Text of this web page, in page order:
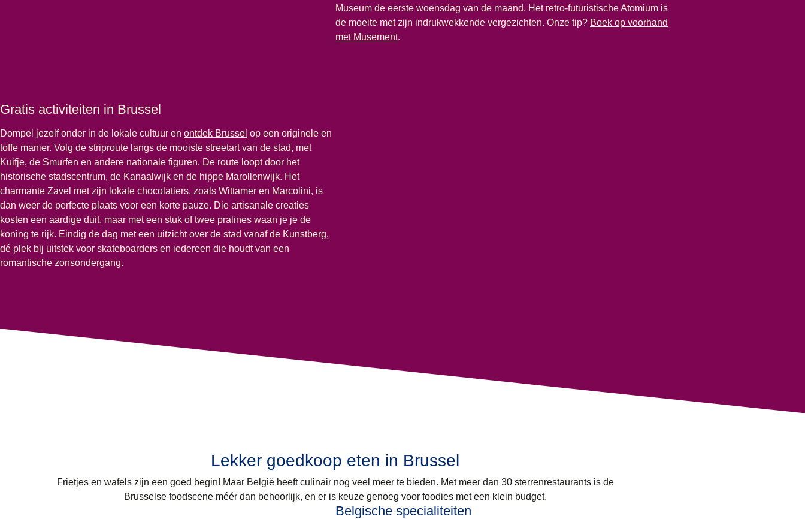
Museum de eerste woensdag van de maand. Het retro-futuristische Atomium is
de moeite met zijn indrukwekkende vergezichten. Onze tip? Boek op voorhand
met Musement(.
Gratis activiteiten in Brussel
Dompel jezelf onder in de lokale cultuur en ontdek Brussel op een originele en
toffe manier. Volg de striproute langs de mooiste streetart van de stad, met
Kuifje, de Smurfen en andere nationale figuren. De route loopt door het
historische stadscentrum, de Kanaalwijk en de hippe Marollenwijk. Het
charmante Zavel met zijn lokale chocolatiers, zoals Wittamer en Marcolini, is
dan weer de perfecte plaats voor een korte pauze. Die artisanale creaties
kosten een aardige duit, maar met een stuk of twee pralines waan je je de
koning te rijk. Eindig de dag met een uitzicht over de stad vanaf de Kunstberg,
dé plek bij uitstek voor skateboarders en iedereen die houdt van een
romantische zonsondergang.
Lekker goedkoop eten in Brussel
Frietjes en wafels zijn een goed begin! Maar België heeft culinair nog veel meer te bieden. Met meer dan 30 sterrenrestaurants is de
Brusselse foodscene méér dan behoorlijk, en er is keuze genoeg voor foodies met een klein budget.
Belgische specialiteiten